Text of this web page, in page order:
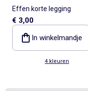
Effen korte legging
€ 3,00
In winkelmandje
4 kleuren